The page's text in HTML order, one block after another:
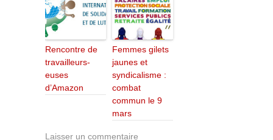
Rencontre de
travailleurs-
euses
d’Amazon
Femmes gilets
jaunes et
syndicalisme :
combat
commun le 9
mars
Laisser un commentaire